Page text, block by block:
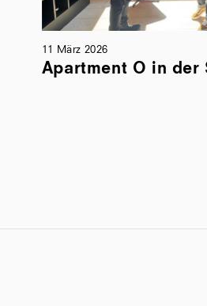
11 März 2026